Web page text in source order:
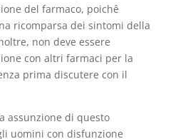
del farmaco, poichê
ricomparsa dei sintomi della
non deve essere
con altri farmaci per la
prima discutere con il
assunzione di questo
uomini con disfunzione